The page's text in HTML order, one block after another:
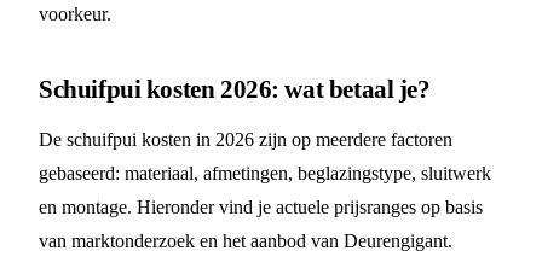
voorkeur.
Schuifpui kosten 2026: wat betaal je?
De schuifpui kosten in 2026 zijn op meerdere factoren
gebaseerd: materiaal, afmetingen, beglazingstype, sluitwerk
en montage. Hieronder vind je actuele prijsranges op basis
van marktonderzoek en het aanbod van Deurengigant.